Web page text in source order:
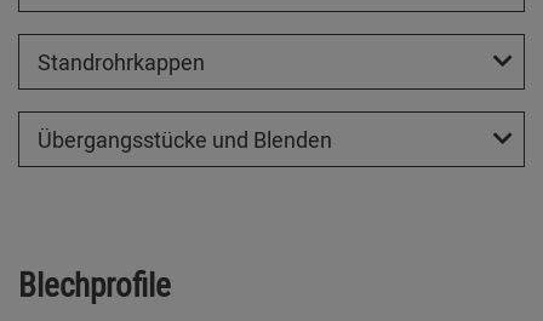
Standrohrkappen
Übergangsstücke und Blenden
Blechprofile